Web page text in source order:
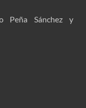
Peña Sánchez y